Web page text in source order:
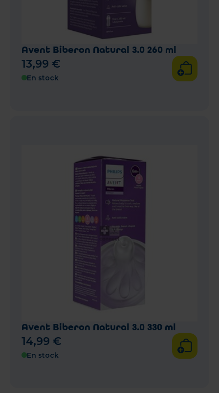
Avent Biberon Natural 3.0 260 ml
13,99 €
En stock
Avent Biberon Natural 3.0 330 ml
14,99 €
En stock